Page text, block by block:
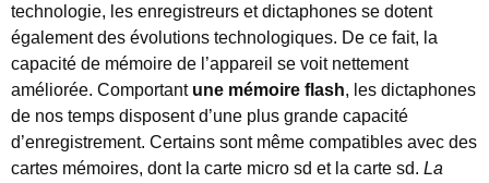
technologie, les enregistreurs et dictaphones se dotent
également des évolutions technologiques. De ce fait, la
capacité de mémoire de l’appareil se voit nettement
améliorée. Comportant une mémoire flash, les dictaphones
de nos temps disposent d’une plus grande capacité
d’enregistrement. Certains sont même compatibles avec des
cartes mémoires, dont la carte micro sd et la carte sd. La